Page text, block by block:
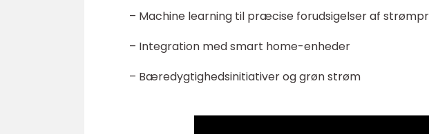
– Machine learning til præcise forudsigelser af
– Integration med smart home-enheder
– Bæredygtighedsinitiativer og grøn strøm